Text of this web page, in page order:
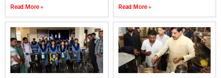
Read More » Read More »